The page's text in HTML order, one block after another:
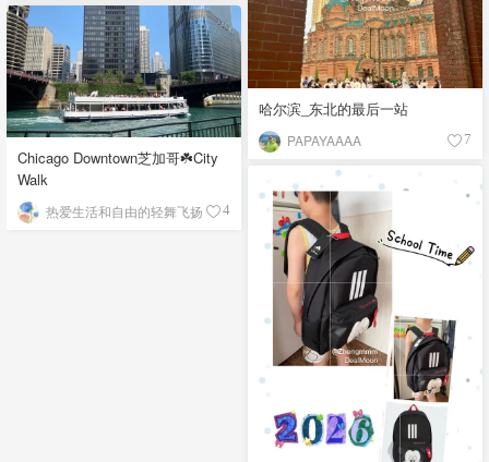
哈尔滨_东北的最后一站
PAPAYAAAA 7
Chicago Downtown芝加哥☘️City
Walk
热爱生活和自由的轻舞飞扬 4